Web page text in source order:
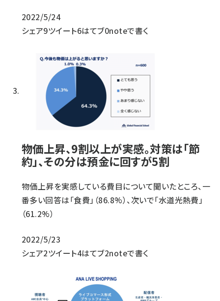
2022/5/24
シェア9ツイート6はてブ0noteで書く
物価上昇、9割以上が実感。対策は「節
約」、その分は預金に回すが5割
物価上昇を実感している費目について聞いたところ、一
番多い回答は「食費」（86.8%）、次いで「水道光熱費」
（61.2%）
2022/5/23
シェア2ツイート4はてブ2noteで書く